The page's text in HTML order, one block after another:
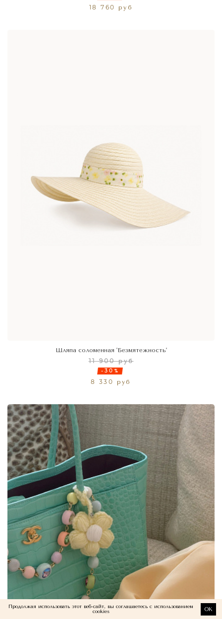
18 760 руб
Шляпа соломенная 'Безмятежность'
11 900 руб
-30%
8 330 руб
Продолжая использовать этот веб-сайт, вы соглашаетесь с использованием
cookies
OK